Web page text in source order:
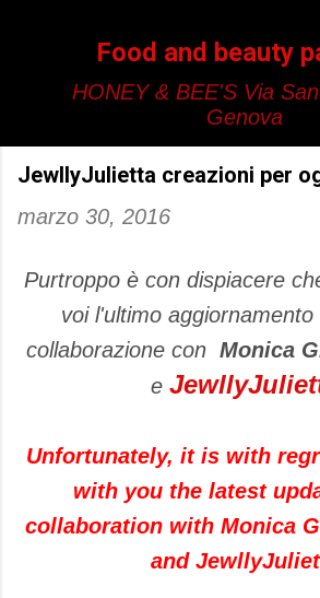
Food and beauty
HONEY & BEE'S Via
Genova
JewllyJulietta creazioni per
marzo 30, 2016
Purtroppo è con dispiacere
voi l'ultimo aggiornamento
collaborazione con Monica
e
Unfortunately, it is with
with you the latest
collaboration with Monica
and